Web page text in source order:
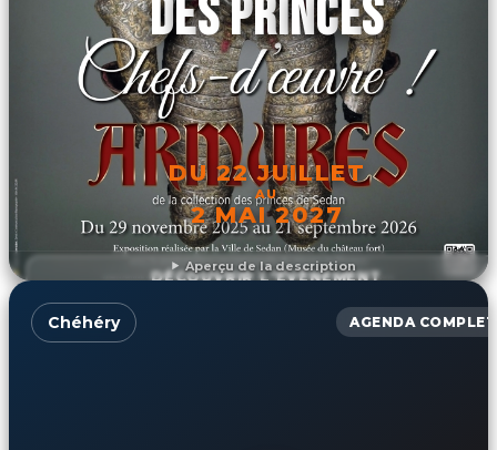
Aperçu de la description
DES PRINCES
DU 22 JUILLET
AU
2 MAI 2027
DÉCOUVRIR L'ÉVÉNEMENT
Chéhéry AGENDA COMPLET